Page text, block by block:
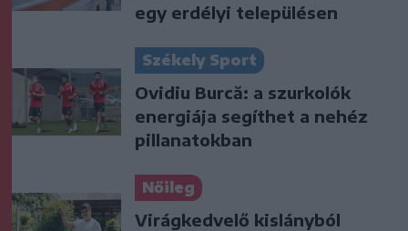
egy erdélyi településen
Székely Sport
Ovidiu Burcă: a szurkolók
energiája segíthet a nehéz
pillanatokban
Nőileg
Virágkedvelő kislányból